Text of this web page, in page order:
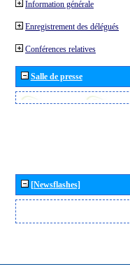
Information générale
Enregistrement des délégués
Conférences relatives
Salle de presse
[Newsflashes]